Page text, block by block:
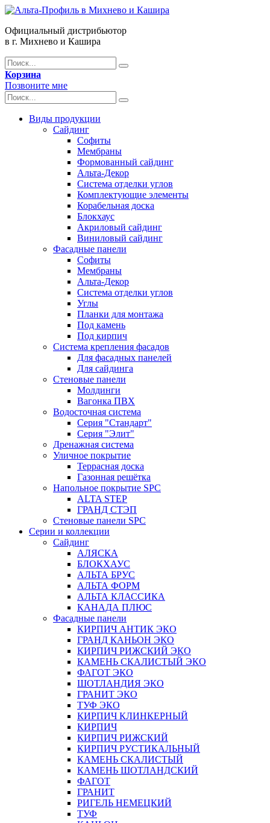
Официальный дистрибьютор
в г. Михнево и Кашира
Корзина
Позвоните мне
Виды продукции
Сайдинг
Софиты
Мембраны
Формованный сайдинг
Альта-Декор
Система отделки углов
Комплектующие элементы
Корабельная доска
Блокхаус
Акриловый сайдинг
Виниловый сайдинг
Фасадные панели
Софиты
Мембраны
Альта-Декор
Система отделки углов
Углы
Планки для монтажа
Под камень
Под кирпич
Система крепления фасадов
Для фасадных панелей
Для сайдинга
Стеновые панели
Молдинги
Вагонка ПВХ
Водосточная система
Серия "Стандарт"
Серия "Элит"
Дренажная система
Уличное покрытие
Террасная доска
Газонная решётка
Напольное покрытие SPC
ALTA STEP
ГРАНД СТЭП
Стеновые панели SPC
Серии и коллекции
Сайдинг
АЛЯСКА
БЛОКХАУС
АЛЬТА БРУС
АЛЬТА ФОРМ
АЛЬТА КЛАССИКА
КАНАДА ПЛЮС
Фасадные панели
КИРПИЧ АНТИК ЭКО
ГРАНД КАНЬОН ЭКО
КИРПИЧ РИЖСКИЙ ЭКО
КАМЕНЬ СКАЛИСТЫЙ ЭКО
ФАГОТ ЭКО
ШОТЛАНДИЯ ЭКО
ГРАНИТ ЭКО
ТУФ ЭКО
КИРПИЧ КЛИНКЕРНЫЙ
КИРПИЧ
КИРПИЧ РИЖСКИЙ
КИРПИЧ РУСТИКАЛЬНЫЙ
КАМЕНЬ СКАЛИСТЫЙ
КАМЕНЬ ШОТЛАНДСКИЙ
ФАГОТ
ГРАНИТ
РИГЕЛЬ НЕМЕЦКИЙ
ТУФ